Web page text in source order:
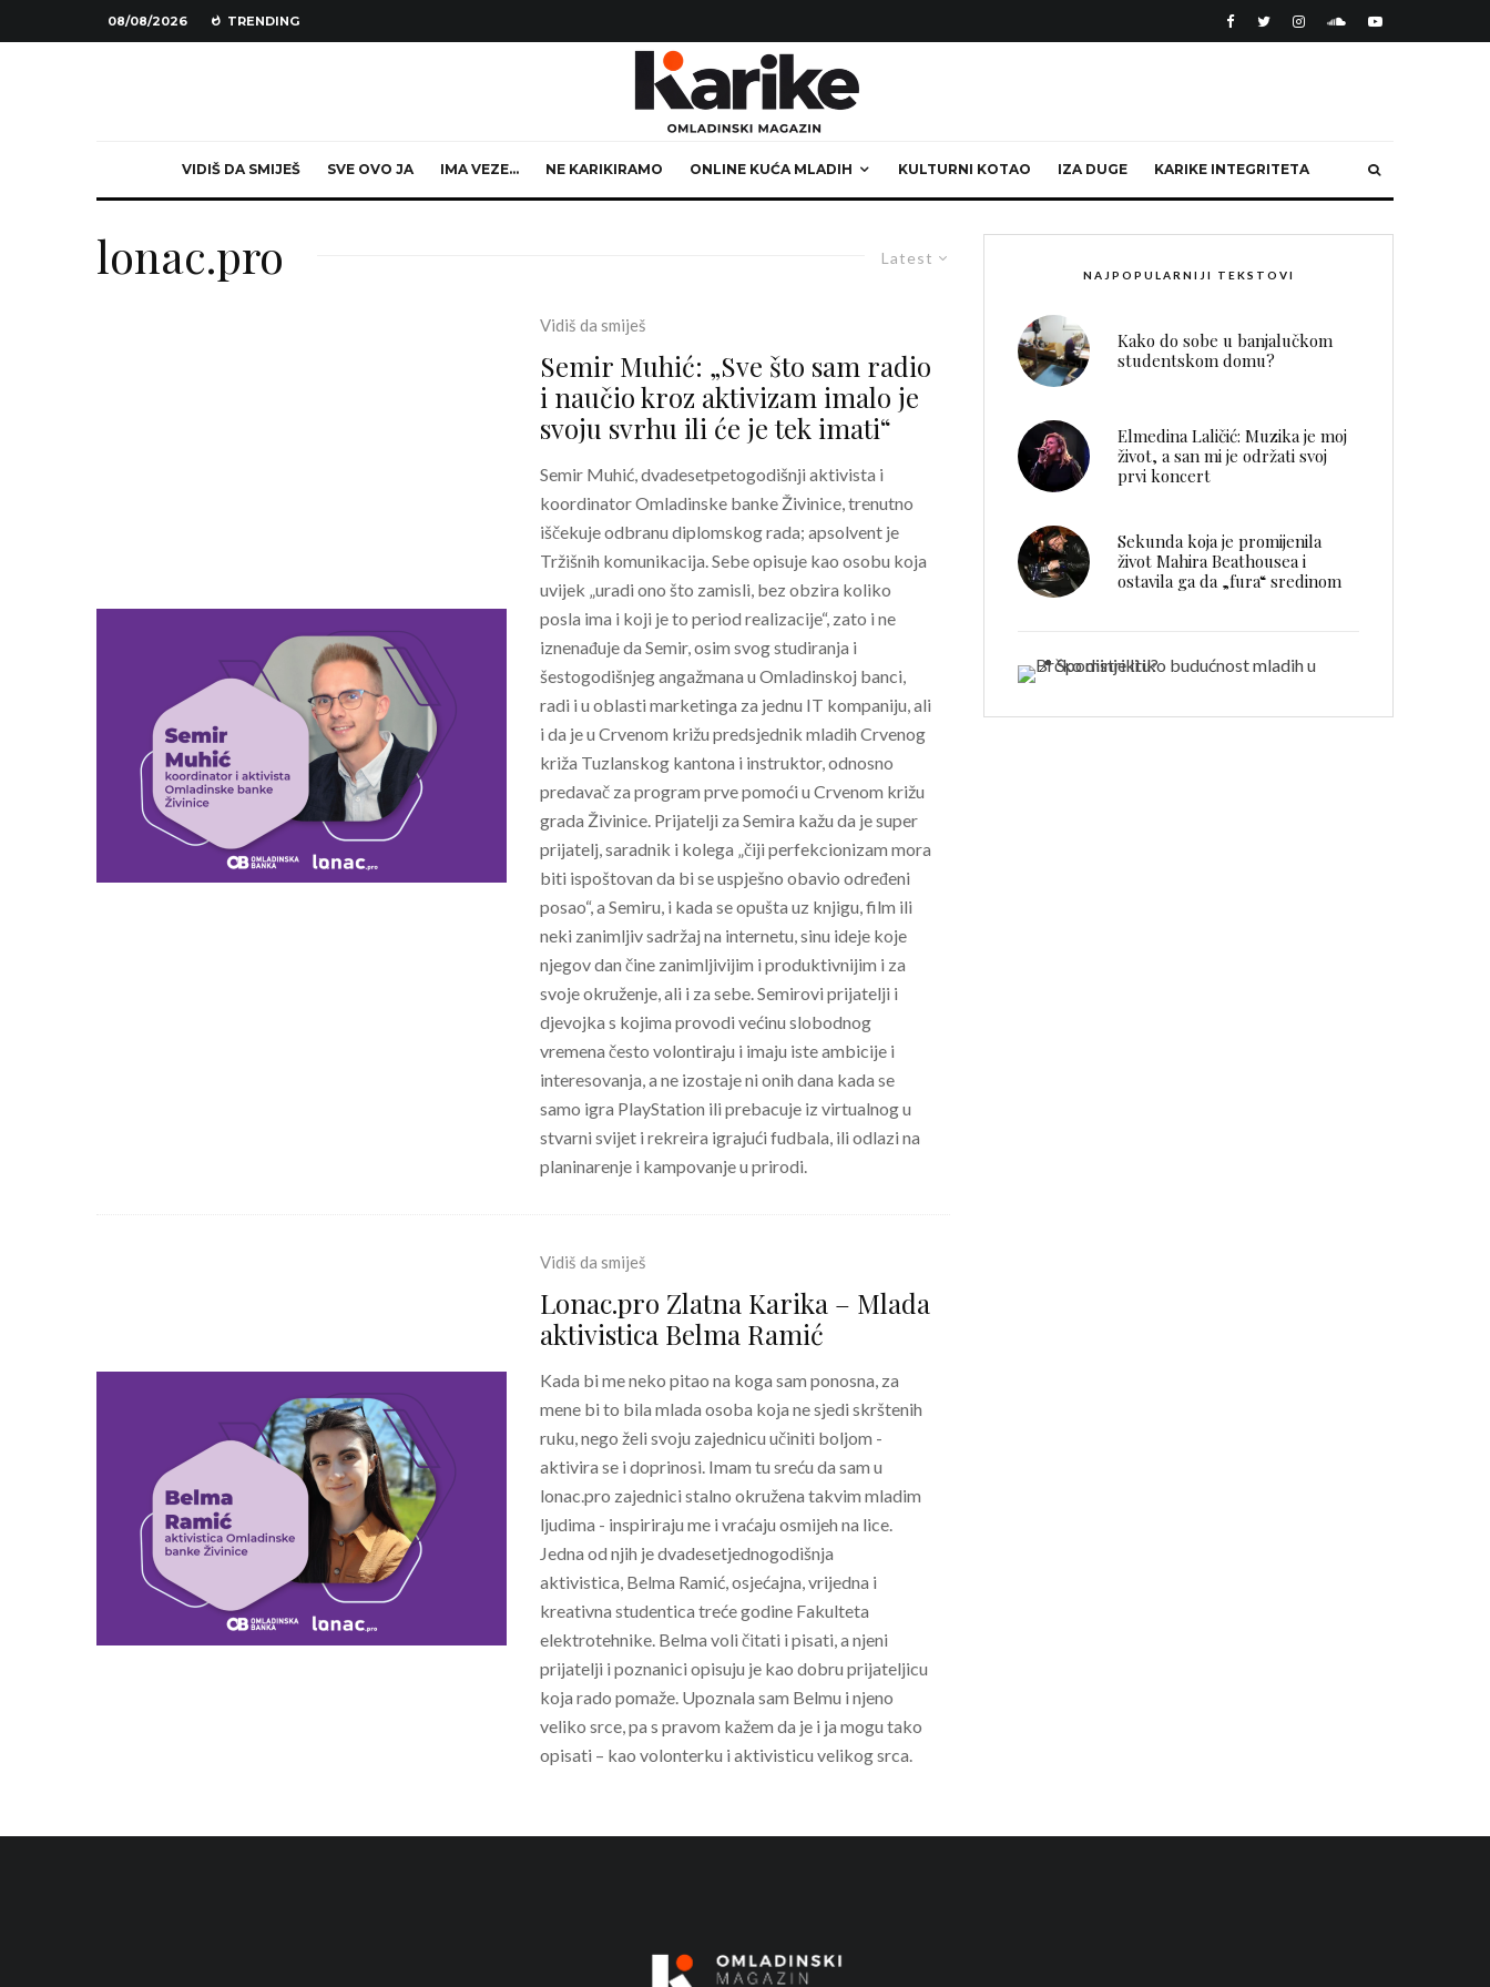
08/08/2026 TRENDING
VIDIŠ DA SMIJEŠ SVE OVO JA IMA VEZE… NE KARIKIRAMO ONLINE KUĆA MLADIH KULTURNI KOTAO IZA DUGE KARIKE INTEGRITETA
Latest
lonac.pro
Vidiš da smiješ
Semir Muhić: „Sve što sam radio
i naučio kroz aktivizam imalo je
svoju svrhu ili će je tek imati“
Semir Muhić, dvadesetpetogodišnji aktivista i
koordinator Omladinske banke Živinice, trenutno
iščekuje odbranu diplomskog rada; apsolvent je
Tržišnih komunikacija. Sebe opisuje kao osobu koja
uvijek „uradi ono što zamisli, bez obzira koliko
posla ima i koji je to period realizacije“, zato i ne
iznenađuje da Semir, osim svog studiranja i
šestogodišnjeg angažmana u Omladinskoj banci,
radi i u oblasti marketinga za jednu IT kompaniju, ali
i da je u Crvenom križu predsjednik mladih Crvenog
križa Tuzlanskog kantona i instruktor, odnosno
predavač za program prve pomoći u Crvenom križu
grada Živinice. Prijatelji za Semira kažu da je super
prijatelj, saradnik i kolega „čiji perfekcionizam mora
biti ispoštovan da bi se uspješno obavio određeni
posao“, a Semiru, i kada se opušta uz knjigu, film ili
neki zanimljiv sadržaj na internetu, sinu ideje koje
njegov dan čine zanimljivijim i produktivnijim i za
svoje okruženje, ali i za sebe. Semirovi prijatelji i
djevojka s kojima provodi većinu slobodnog
vremena često volontiraju i imaju iste ambicije i
interesovanja, a ne izostaje ni onih dana kada se
samo igra PlayStation ili prebacuje iz virtualnog u
stvarni svijet i rekreira igrajući fudbala, ili odlazi na
planinarenje i kampovanje u prirodi.
Vidiš da smiješ
Lonac.pro Zlatna Karika – Mlada
aktivistica Belma Ramić
Kada bi me neko pitao na koga sam ponosna, za
mene bi to bila mlada osoba koja ne sjedi skrštenih
ruku, nego želi svoju zajednicu učiniti boljom -
aktivira se i doprinosi. Imam tu sreću da sam u
lonac.pro zajednici stalno okružena takvim mladim
ljudima - inspiriraju me i vraćaju osmijeh na lice.
Jedna od njih je dvadesetjednogodišnja
aktivistica, Belma Ramić, osjećajna, vrijedna i
kreativna studentica treće godine Fakulteta
elektrotehnike. Belma voli čitati i pisati, a njeni
prijatelji i poznanici opisuju je kao dobru prijateljicu
koja rado pomaže. Upoznala sam Belmu i njeno
veliko srce, pa s pravom kažem da je i ja mogu tako
opisati – kao volonterku i aktivisticu velikog srca.
NAJPOPULARNIJI TEKSTOVI
Kako do sobe u banjalučkom
studentskom domu?
Elmedina Laličić: Muzika je moj
život, a san mi je održati svoj
prvi koncert
Sekunda koja je promijenila
život Mahira Beathousea i
ostavila ga da „fura“ sredinom